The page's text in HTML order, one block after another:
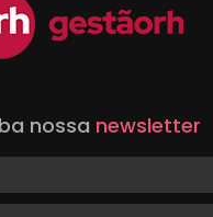
nossa newsletter